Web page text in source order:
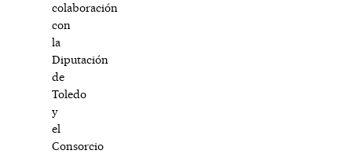
colaboración
con
la
Diputación
de
Toledo
y
el
Consorcio